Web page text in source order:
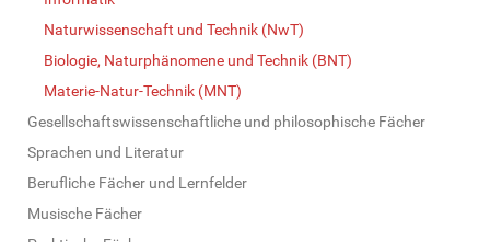
Naturwissenschaft und Technik (NwT)
Biologie, Naturphänomene und Technik (BNT)
Materie-Natur-Technik (MNT)
Gesellschaftswissenschaftliche und philosophische Fächer
Sprachen und Literatur
Berufliche Fächer und Lernfelder
Musische Fächer